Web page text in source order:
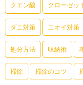
クエン酸 クローゼッ
ダニ対策 ニオイ対策
処分方法 収納術
掃除 掃除のコツ